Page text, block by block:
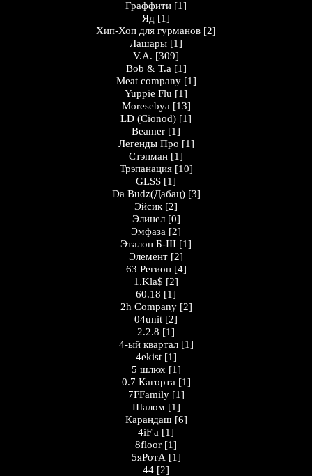
Граффити [1]
Яд [1]
Хип-Хоп для гурманов [2]
Лашары [1]
V.A. [309]
Bob & T.a [1]
Meat company [1]
Yuppie Flu [1]
Moresebya [13]
LD (Cionod) [1]
Beamer [1]
Легенды Про [1]
Стэпман [1]
Трэпанация [10]
GLSS [1]
Da Budz(Дабац) [3]
Эйсик [2]
Элинел [0]
Эмфаза [2]
Эталон Б-III [1]
Элемент [2]
63 Регион [4]
1.Kla$ [2]
60.18 [1]
2h Company [2]
04unit [2]
2.2.8 [1]
4-ый квартал [1]
4ekist [1]
5 шлюх [1]
0.7 Кагорта [1]
7FFamily [1]
Шалом [1]
Карандаш [6]
4iF'a [1]
8floor [1]
5яРотА [1]
44 [2]